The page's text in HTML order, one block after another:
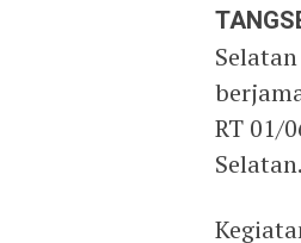
RT 01/
Selatan.